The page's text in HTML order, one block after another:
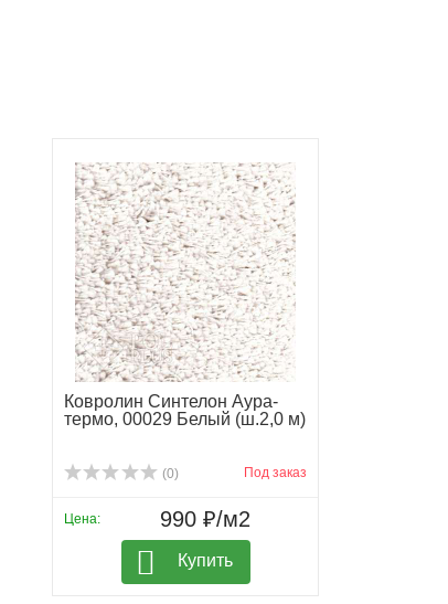
Ковролин Синтелон Аура-
термо, 00029 Белый (ш.2,0 м)
(0) Под заказ
Цена: 990 ₽/м2
Купить